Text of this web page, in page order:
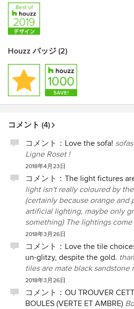
Houzz バッジ (2)
コメント (4)
コメント： Love the sofa!
Ligne Roset !
2018年4月23日
コメント： The light fictures
light isn't really coloured by
(certainly because orange and
artificial lighting, maybe only
something) The lightings come
2018年3月26日
コメント： Love the tile
un-glitzy, despite the gold.
tiles are mate black sandstone
2018年3月26日
コメント： OU TROUVER
BOULES (VERTE ET AMBRE)